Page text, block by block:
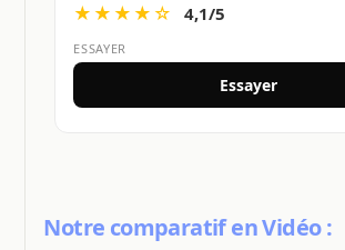
★★★★☆ 4,1/5
Essayer
Notre comparatif en Vidéo :